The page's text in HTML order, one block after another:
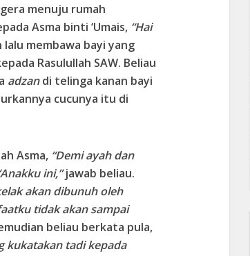
menuju rumah
Asma binti ‘Umais, “Hai
membawa bayi yang
Rasulullah SAW. Beliau
adzandi telinga kanan bayi
cucunya itu di
Asma, “Demi ayah dan
ini,”jawab beliau.
akan dibunuh oleh
tidak akan sampai
beliau berkata pula,
kukatakan tadi kepada